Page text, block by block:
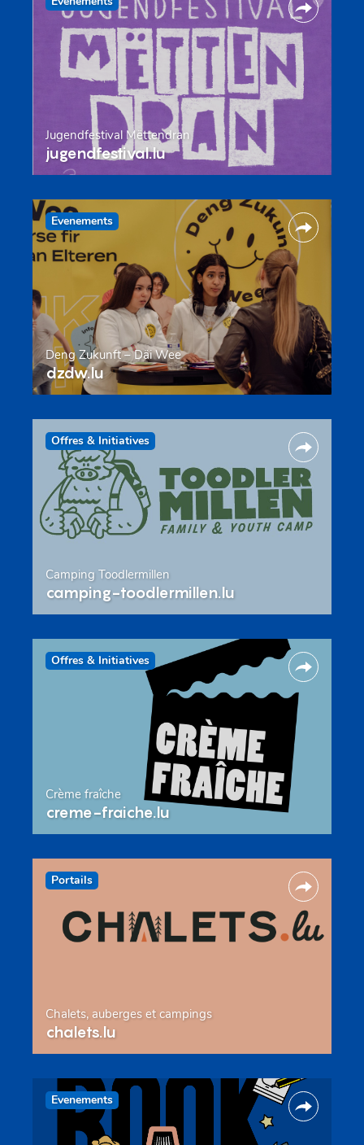
Jugendfestival Mëttendran
jugendfestival.lu
Evenements
Deng Zukunft – Däi Wee
dzdw.lu
Offres & Initiatives
Camping Toodlermillen
camping-toodlermillen.lu
Offres & Initiatives
Crème fraîche
creme-fraiche.lu
Portails
Chalets, auberges et campings
chalets.lu
Evenements